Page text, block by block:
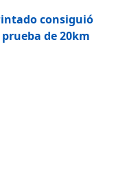
consiguió
de 20km